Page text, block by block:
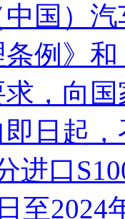
中国）
例》
，向
日起，
进口
至